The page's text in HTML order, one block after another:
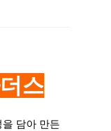
스
담아 만든